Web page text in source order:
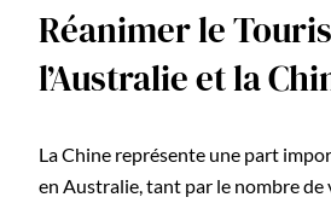
Réanimer le
l’Australie et la
La Chine représente une part
en Australie, tant par le nombre de